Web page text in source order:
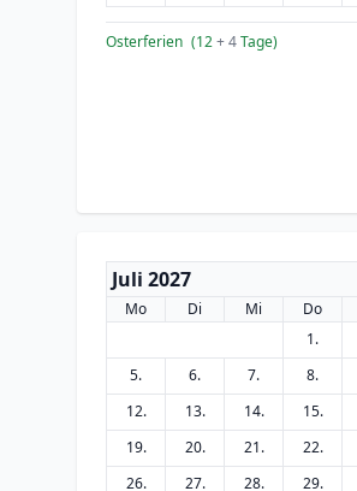
Osterferien (12+ 4Tage)
Juli 2027
Mo Di Mi Do
1.
5.
6. 7. 8.
12.
13. 14. 15.
19.
20. 21. 22.
26.
27. 28. 29.